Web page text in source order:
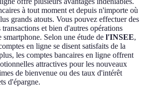
à tout moment et depuis n'importe où
grands atouts. Vous pouvez effectuer des
et bien d'autres opérations
Selon une étude de l'INSEE,
en ligne se disent satisfaits de la
les comptes bancaires en ligne offrent
attractives pour les nouveaux
de bienvenue ou des taux d'intérêt
d'épargne.